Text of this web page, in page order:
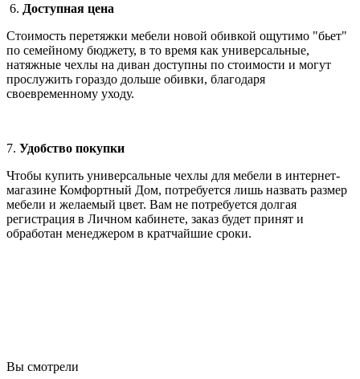
6. Доступная цена
Стоимость перетяжки мебели новой обивкой ощутимо "бьет"
по семейному бюджету, в то время как универсальные,
натяжные чехлы на диван доступны по стоимости и могут
прослужить гораздо дольше обивки, благодаря
своевременному уходу.
7. Удобство покупки
Чтобы купить универсальные чехлы для мебели в интернет-
магазине Комфортный Дом, потребуется лишь назвать размер
мебели и желаемый цвет. Вам не потребуется долгая
регистрация в Личном кабинете, заказ будет принят и
обработан менеджером в кратчайшие сроки.
Вы смотрели